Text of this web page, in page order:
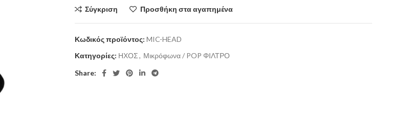
Σύγκριση
Προσθήκη στα αγαπημένα
Κωδικός προϊόντος: MIC-HEAD
Κατηγορίες: ΗΧΟΣ, Μικρόφωνα / POP ΦΙΛΤΡΟ
Share: